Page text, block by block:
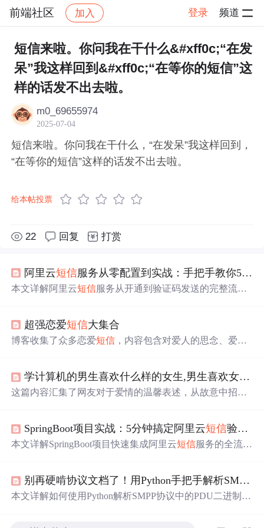
前端社区 加入 登录 频道
社区 前端社区 感慨 帖子详情
短信来啦。你问我在干什么&#xff0c;“在发
呆”我这样回到&#xff0c;“在等你的短信”这
样的话发不出去啦。
m0_69655974
2025-07-04
短信来啦。你问我在干什么，“在发呆”我这样回到，
“在等你的短信”这样的话发不出去啦。
给本帖投票
22 回复 打赏
阿里云短信服务从零配置到实战：手把手教你5分钟搞定验证码发送
本文详解阿里云短信服务从开通到验证码发送的完整流
下的异步发送、批量优化与敏感词规避等生产级实践要
点。
超强恋爱短信大集合
博客收集了众多恋爱短信 ，内容包含对爱人的思念、爱意
学计算机的男生喜欢什么样的女生,男生喜欢女生的九种表现 男生对女生说的甜蜜情话...
这篇内容汇集了网友对于爱情的温馨表述，从故意中招的
想相见，这些情感细节都透露出深深的喜爱。文章还提及
了对喜欢的人的直觉，以及在众人面前与独自一人时的双
SpringBoot项目实战：5分钟搞定阿里云短信验证码（附签名模板避坑心得）
本文详解SpringBoot项目快速集成阿里云短信服务的全流
调生产环境的安全防护措施如IP白名单、图形校验及费用
预警机制。
别再硬啃协议文档了！用Python手把手解析SMPP
本文详解如何使用Python解析SMPP协议中的PDU二进制数